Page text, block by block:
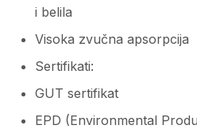
i belila
Visoka zvučna apsorpcija
Sertifikati:
GUT sertifikat
EPD (Environmental